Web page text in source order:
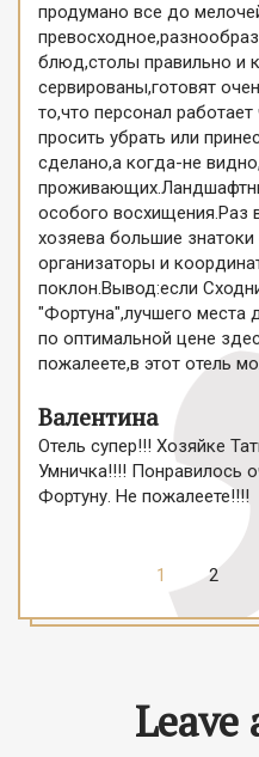
продумано все до
блюд,столы правильно и
сервированы,готовят
то,что персонал
просить убрать или
сделано,а когда-не
особого восхищения.Раз
хозяева большие
организаторы и
поклон.Вывод:если
"Фортуна",лучшего места
по оптимальной цене
пожалеете,в этот отель
Валентина
Отель супер!!! Хозяйке
Умничка!!!! Понравилось
Фортуну. Не пожалеете!!!!
1 2
Leave